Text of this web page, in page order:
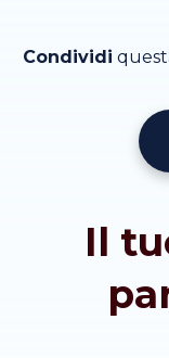
Condividi
Il